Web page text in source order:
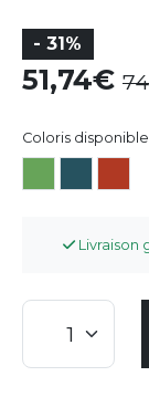
- 31%
51,74
Coloris
Livraison